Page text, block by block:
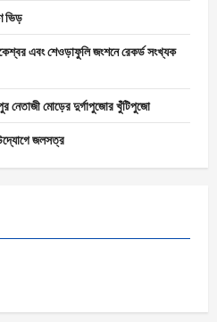
ভিড়
এবং শেওড়াফুলি জংশনে রেকর্ড সংখ্যক
নেতাজী মোড়ের দুর্গাপুজোর খুঁটিপুজো
জলসত্র